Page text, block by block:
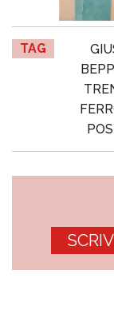
TAG